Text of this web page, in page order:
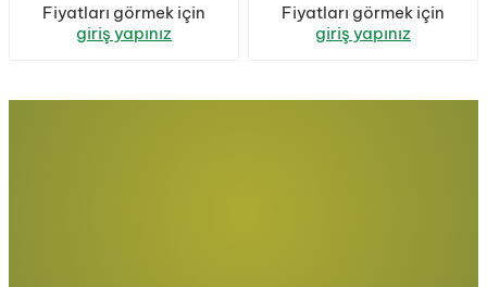
Teneke 1 Koli (4
Adet)
Fiyatları görmek için
giriş yapınız
Fiyatları görmek için
giriş yapınız